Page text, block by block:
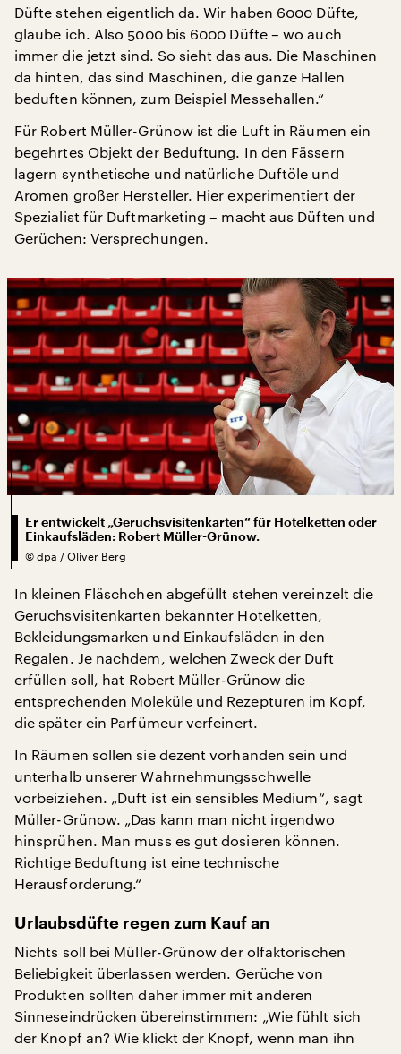
Düfte stehen eigentlich da. Wir haben 6000 Düfte,
glaube ich. Also 5000 bis 6000 Düfte – wo auch
immer die jetzt sind. So sieht das aus. Die Maschinen
da hinten, das sind Maschinen, die ganze Hallen
beduften können, zum Beispiel Messehallen.“
Für Robert Müller-Grünow ist die Luft in Räumen ein
begehrtes Objekt der Beduftung. In den Fässern
lagern synthetische und natürliche Duftöle und
Aromen großer Hersteller. Hier experimentiert der
Spezialist für Duftmarketing – macht aus Düften und
Gerüchen: Versprechungen.
Er entwickelt „Geruchsvisitenkarten“ für Hotelketten oder
Einkaufsläden: Robert Müller-Grünow.
© dpa / Oliver Berg
In kleinen Fläschchen abgefüllt stehen vereinzelt die
Geruchsvisitenkarten bekannter Hotelketten,
Bekleidungsmarken und Einkaufsläden in den
Regalen. Je nachdem, welchen Zweck der Duft
erfüllen soll, hat Robert Müller-Grünow die
entsprechenden Moleküle und Rezepturen im Kopf,
die später ein Parfümeur verfeinert.
In Räumen sollen sie dezent vorhanden sein und
unterhalb unserer Wahrnehmungsschwelle
vorbeiziehen. „Duft ist ein sensibles Medium“, sagt
Müller-Grünow. „Das kann man nicht irgendwo
hinsprühen. Man muss es gut dosieren können.
Richtige Beduftung ist eine technische
Herausforderung.“
Urlaubsdüfte regen zum Kauf an
Nichts soll bei Müller-Grünow der olfaktorischen
Beliebigkeit überlassen werden. Gerüche von
Produkten sollten daher immer mit anderen
Sinneseindrücken übereinstimmen: „Wie fühlt sich
der Knopf an? Wie klickt der Knopf, wenn man ihn